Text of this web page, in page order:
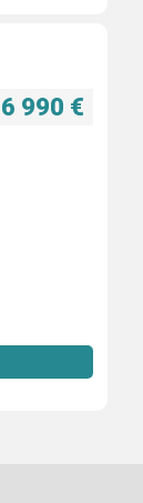
6 990 €